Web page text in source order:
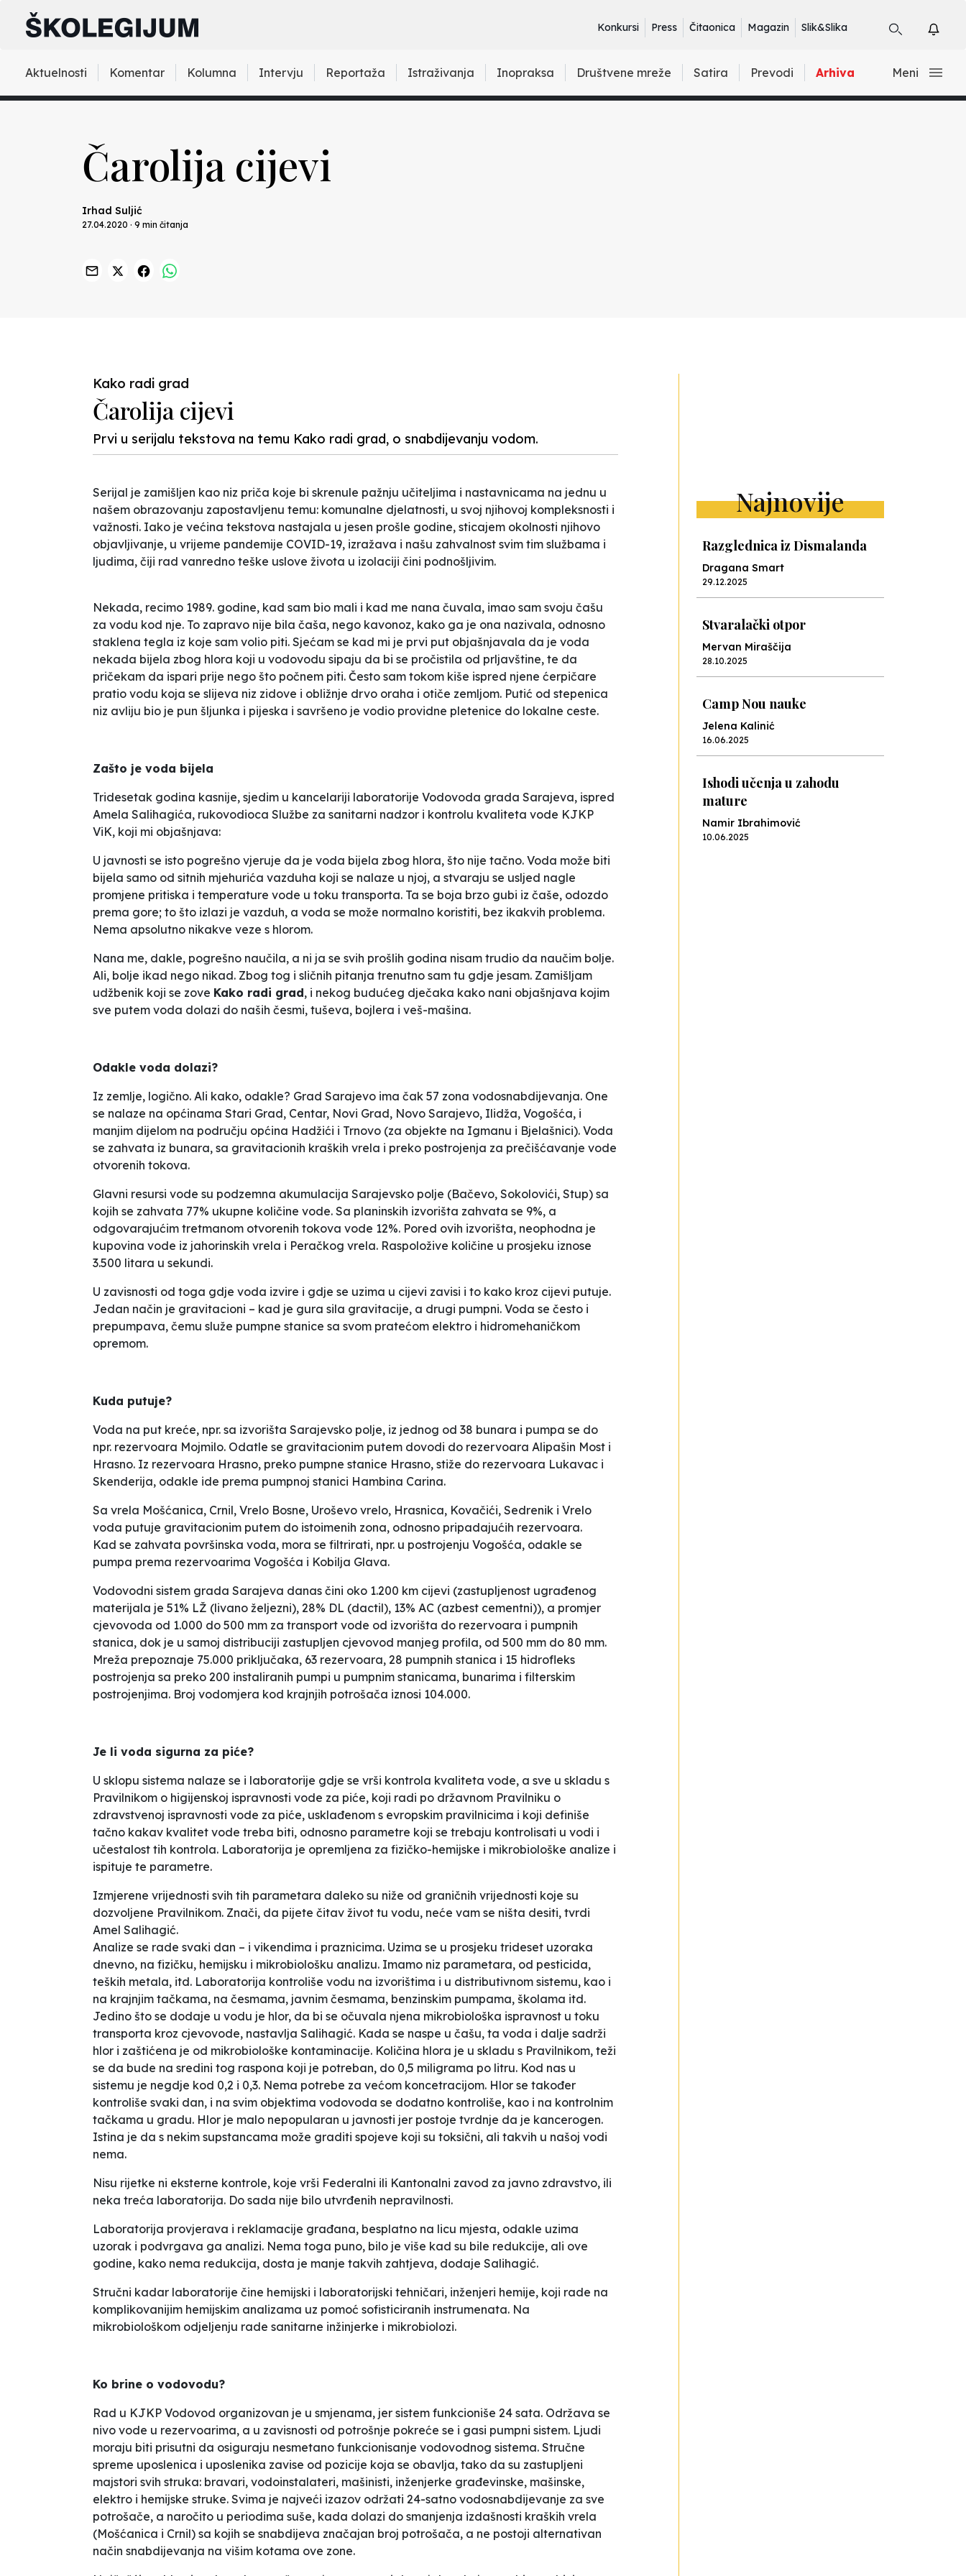
Konkursi Press Čitaonica Magazin Slik&Slika
Aktuelnosti Komentar Kolumna Intervju Reportaža Istraživanja Inopraksa Društvene mreže Satira Prevodi Arhiva Meni
Čarolija cijevi
Irhad Suljić
27.04.2020 · 9 min čitanja
Kako radi grad
Čarolija cijevi
Prvi u serijalu tekstova na temu Kako radi grad, o snabdijevanju vodom.
Serijal je zamišljen kao niz priča koje bi skrenule pažnju učiteljima i nastavnicama na jednu u
našem obrazovanju zapostavljenu temu: komunalne djelatnosti, u svoj njihovoj kompleksnosti i
važnosti. Iako je većina tekstova nastajala u jesen prošle godine, sticajem okolnosti njihovo
objavljivanje, u vrijeme pandemije COVID-19, izražava i našu zahvalnost svim tim službama i
ljudima, čiji rad vanredno teške uslove života u izolaciji čini podnošljivim.
Nekada, recimo 1989. godine, kad sam bio mali i kad me nana čuvala, imao sam svoju čašu
za vodu kod nje. To zapravo nije bila čaša, nego kavonoz, kako ga je ona nazivala, odnosno
staklena tegla iz koje sam volio piti. Sjećam se kad mi je prvi put objašnjavala da je voda
nekada bijela zbog hlora koji u vodovodu sipaju da bi se pročistila od prljavštine, te da
pričekam da ispari prije nego što počnem piti. Često sam tokom kiše ispred njene ćerpičare
pratio vodu koja se slijeva niz zidove i obližnje drvo oraha i otiče zemljom. Putić od stepenica
niz avliju bio je pun šljunka i pijeska i savršeno je vodio providne pletenice do lokalne ceste.
Zašto je voda bijela
Tridesetak godina kasnije, sjedim u kancelariji laboratorije Vodovoda grada Sarajeva, ispred
Amela Salihagića, rukovodioca Službe za sanitarni nadzor i kontrolu kvaliteta vode KJKP
ViK, koji mi objašnjava:
U javnosti se isto pogrešno vjeruje da je voda bijela zbog hlora, što nije tačno. Voda može biti
bijela samo od sitnih mjehurića vazduha koji se nalaze u njoj, a stvaraju se usljed nagle
promjene pritiska i temperature vode u toku transporta. Ta se boja brzo gubi iz čaše, odozdo
prema gore; to što izlazi je vazduh, a voda se može normalno koristiti, bez ikakvih problema.
Nema apsolutno nikakve veze s hlorom.
Nana me, dakle, pogrešno naučila, a ni ja se svih prošlih godina nisam trudio da naučim bolje.
Ali, bolje ikad nego nikad. Zbog tog i sličnih pitanja trenutno sam tu gdje jesam. Zamišljam
udžbenik koji se zove Kako radi grad, i nekog budućeg dječaka kako nani objašnjava kojim
sve putem voda dolazi do naših česmi, tuševa, bojlera i veš-mašina.
Odakle voda dolazi?
Iz zemlje, logično. Ali kako, odakle? Grad Sarajevo ima čak 57 zona vodosnabdijevanja. One
se nalaze na općinama Stari Grad, Centar, Novi Grad, Novo Sarajevo, Ilidža, Vogošća, i
manjim dijelom na području općina Hadžići i Trnovo (za objekte na Igmanu i Bjelašnici). Voda
se zahvata iz bunara, sa gravitacionih kraških vrela i preko postrojenja za prečišćavanje vode
otvorenih tokova.
Glavni resursi vode su podzemna akumulacija Sarajevsko polje (Bačevo, Sokolovići, Stup) sa
kojih se zahvata 77% ukupne količine vode. Sa planinskih izvorišta zahvata se 9%, a
odgovarajućim tretmanom otvorenih tokova vode 12%. Pored ovih izvorišta, neophodna je
kupovina vode iz jahorinskih vrela i Peračkog vrela. Raspoložive količine u prosjeku iznose
3.500 litara u sekundi.
U zavisnosti od toga gdje voda izvire i gdje se uzima u cijevi zavisi i to kako kroz cijevi putuje.
Jedan način je gravitacioni – kad je gura sila gravitacije, a drugi pumpni. Voda se često i
prepumpava, čemu služe pumpne stanice sa svom pratećom elektro i hidromehaničkom
opremom.
Kuda putuje?
Voda na put kreće, npr. sa izvorišta Sarajevsko polje, iz jednog od 38 bunara i pumpa se do
npr. rezervoara Mojmilo. Odatle se gravitacionim putem dovodi do rezervoara Alipašin Most i
Hrasno. Iz rezervoara Hrasno, preko pumpne stanice Hrasno, stiže do rezervoara Lukavac i
Skenderija, odakle ide prema pumpnoj stanici Hambina Carina.
Sa vrela Mošćanica, Crnil, Vrelo Bosne, Uroševo vrelo, Hrasnica, Kovačići, Sedrenik i Vrelo
voda putuje gravitacionim putem do istoimenih zona, odnosno pripadajućih rezervoara.
Kad se zahvata površinska voda, mora se filtrirati, npr. u postrojenju Vogošća, odakle se
pumpa prema rezervoarima Vogošća i Kobilja Glava.
Vodovodni sistem grada Sarajeva danas čini oko 1.200 km cijevi (zastupljenost ugrađenog
materijala je 51% LŽ (livano željezni), 28% DL (dactil), 13% AC (azbest cementni)), a promjer
cjevovoda od 1.000 do 500 mm za transport vode od izvorišta do rezervoara i pumpnih
stanica, dok je u samoj distribuciji zastupljen cjevovod manjeg profila, od 500 mm do 80 mm.
Mreža prepoznaje 75.000 priključaka, 63 rezervoara, 28 pumpnih stanica i 15 hidrofleks
postrojenja sa preko 200 instaliranih pumpi u pumpnim stanicama, bunarima i filterskim
postrojenjima. Broj vodomjera kod krajnjih potrošača iznosi 104.000.
Je li voda sigurna za piće?
U sklopu sistema nalaze se i laboratorije gdje se vrši kontrola kvaliteta vode, a sve u skladu s
Pravilnikom o higijenskoj ispravnosti vode za piće, koji radi po državnom Pravilniku o
zdravstvenoj ispravnosti vode za piće, usklađenom s evropskim pravilnicima i koji definiše
tačno kakav kvalitet vode treba biti, odnosno parametre koji se trebaju kontrolisati u vodi i
učestalost tih kontrola. Laboratorija je opremljena za fizičko-hemijske i mikrobiološke analize i
ispituje te parametre.
Izmjerene vrijednosti svih tih parametara daleko su niže od graničnih vrijednosti koje su
dozvoljene Pravilnikom. Znači, da pijete čitav život tu vodu, neće vam se ništa desiti, tvrdi
Amel Salihagić.
Analize se rade svaki dan – i vikendima i praznicima. Uzima se u prosjeku trideset uzoraka
dnevno, na fizičku, hemijsku i mikrobiološku analizu. Imamo niz parametara, od pesticida,
teških metala, itd. Laboratorija kontroliše vodu na izvorištima i u distributivnom sistemu, kao i
na krajnjim tačkama, na česmama, javnim česmama, benzinskim pumpama, školama itd.
Jedino što se dodaje u vodu je hlor, da bi se očuvala njena mikrobiološka ispravnost u toku
transporta kroz cjevovode, nastavlja Salihagić. Kada se naspe u čašu, ta voda i dalje sadrži
hlor i zaštićena je od mikrobiološke kontaminacije. Količina hlora je u skladu s Pravilnikom, teži
se da bude na sredini tog raspona koji je potreban, do 0,5 miligrama po litru. Kod nas u
sistemu je negdje kod 0,2 i 0,3. Nema potrebe za većom koncetracijom. Hlor se također
kontroliše svaki dan, i na svim objektima vodovoda se dodatno kontroliše, kao i na kontrolnim
tačkama u gradu. Hlor je malo nepopularan u javnosti jer postoje tvrdnje da je kancerogen.
Istina je da s nekim supstancama može graditi spojeve koji su toksični, ali takvih u našoj vodi
nema.
Nisu rijetke ni eksterne kontrole, koje vrši Federalni ili Kantonalni zavod za javno zdravstvo, ili
neka treća laboratorija. Do sada nije bilo utvrđenih nepravilnosti.
Laboratorija provjerava i reklamacije građana, besplatno na licu mjesta, odakle uzima
uzorak i podvrgava ga analizi. Nema toga puno, bilo je više kad su bile redukcije, ali ove
godine, kako nema redukcija, dosta je manje takvih zahtjeva, dodaje Salihagić.
Stručni kadar laboratorije čine hemijski i laboratorijski tehničari, inženjeri hemije, koji rade na
komplikovanijim hemijskim analizama uz pomoć sofisticiranih instrumenata. Na
mikrobiološkom odjeljenju rade sanitarne inžinjerke i mikrobiolozi.
Ko brine o vodovodu?
Rad u KJKP Vodovod organizovan je u smjenama, jer sistem funkcioniše 24 sata. Održava se
nivo vode u rezervoarima, a u zavisnosti od potrošnje pokreće se i gasi pumpni sistem. Ljudi
moraju biti prisutni da osiguraju nesmetano funkcionisanje vodovodnog sistema. Stručne
spreme uposlenica i uposlenika zavise od pozicije koja se obavlja, tako da su zastupljeni
majstori svih struka: bravari, vodoinstalateri, mašinisti, inženjerke građevinske, mašinske,
elektro i hemijske struke. Svima je najveći izazov održati 24-satno vodosnabdijevanje za sve
potrošače, a naročito u periodima suše, kada dolazi do smanjenja izdašnosti kraških vrela
(Mošćanica i Crnil) sa kojih se snabdijeva značajan broj potrošača, a ne postoji alternativan
način snabdijevanja na višim kotama ove zone.
Najnovije
Razglednica iz Dismalanda
Dragana Smart
29.12.2025
Stvaralački otpor
Mervan Miraščija
28.10.2025
Camp Nou nauke
Jelena Kalinić
16.06.2025
Ishodi učenja u zahodu
mature
Namir Ibrahimović
10.06.2025